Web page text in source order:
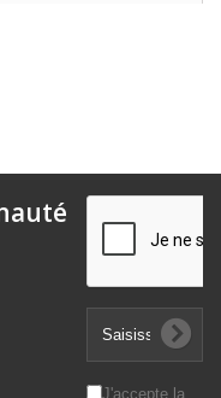
J'accepte la